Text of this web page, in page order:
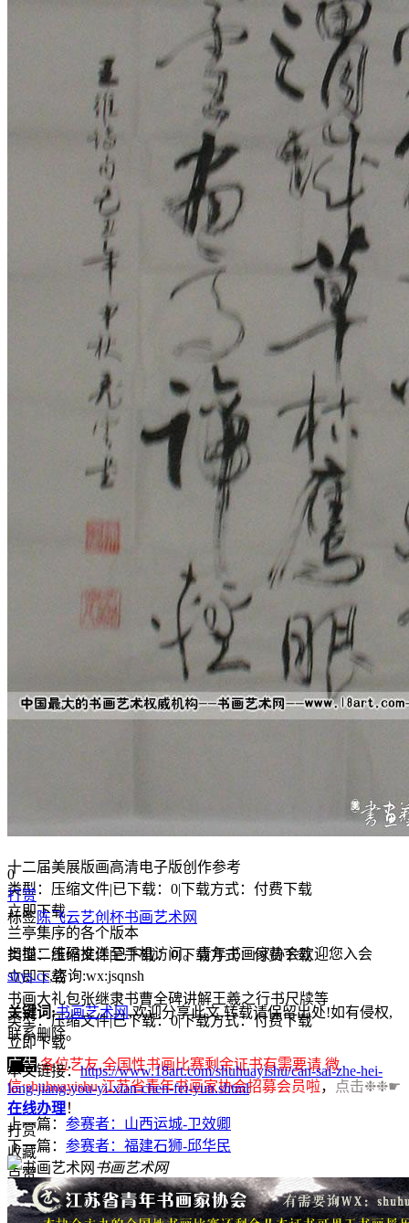
十二届美展版画高清电子版创作参考
类型：压缩文件|已下载：0|下载方式：付费下载
立即下载
兰亭集序的各个版本
类型：压缩文件|已下载：0|下载方式：付费下载
立即下载
书画大礼包张继隶书曹全碑讲解王羲之行书尺牍等
类型：压缩文件|已下载：0|下载方式：付费下载
立即下载
广告 各位艺友,全国性书画比赛剩余证书有需要请 微
信:shuhuayishu 江苏省青年书画家协会招募会员啦，
点击❉❉☛
在线办理！
打赏
收藏
点赞
0
打赏
标签陈飞云艺创杯书画艺术网
扫描二维码推送至手机访问。青年书画家协会欢迎您入会
shys.cc,咨询:wx:jsqnsh
关键词:书画艺术网,欢迎分享此文,转载请保留出处!如有侵权,
联系删除。
本文链接：https://www.18art.com/shuhuayishu/can-sai-zhe-hei-
long-jiang-you-yi-xian-chen-fei-yun.shtml
上一篇： 参赛者：山西运城-卫效卿
下一篇： 参赛者：福建石狮-邱华民
书画艺术网